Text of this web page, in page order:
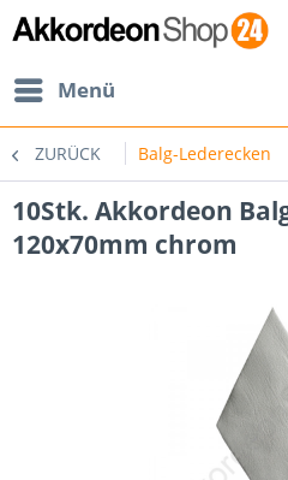
Menü
ZURÜCK Balg-Lederecken
10Stk. Akkordeon
120x70mm chrom